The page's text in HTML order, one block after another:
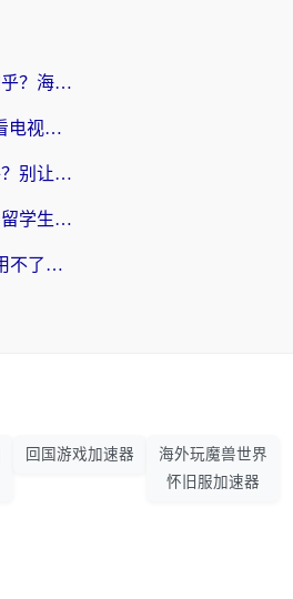
国外可以看央视影音吗知乎？海外党亲测有效的回国加速方案
海外党必看：选对“海外看电视剧软件”，再也不用愁国内剧刷不了
国外如何听国内音乐软件？别让地域限制，断了你的中文歌单
海外哪里能看奥运直播？留学生&海外华人必看的体育赛事观赛终极指南
12123交管在国外怎么使用不了？海外华人必看的无缝访问国内资源指南
回国游戏加速器
海外玩魔兽世界
怀旧服加速器